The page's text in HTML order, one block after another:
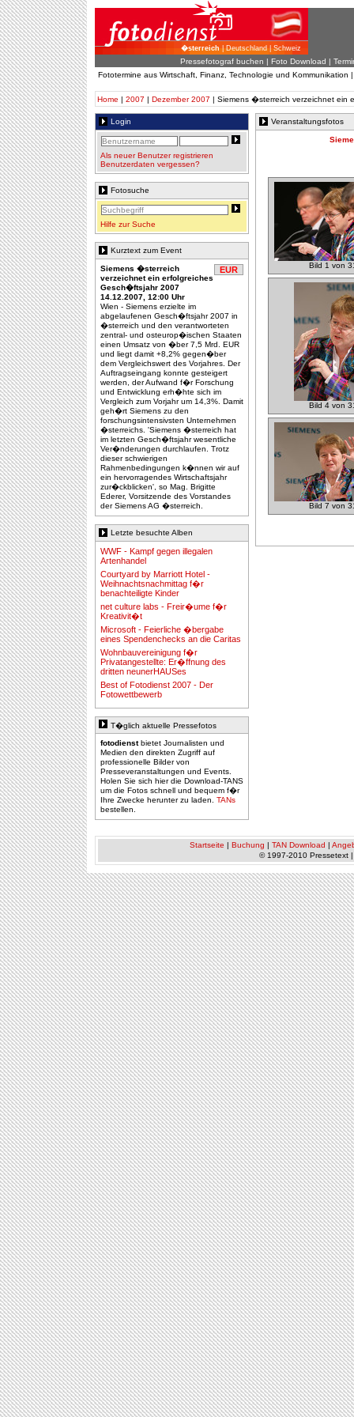
�sterreich| Deutschland | Schweiz
Pressefotograf buchen | Foto Download |
Fototermine aus Wirtschaft, Finanz, Technologie und Kommunikation
Home | 2007 | Dezember 2007 | Siemens �sterreich verzeichnet ein
Login
Als neuer Benutzer registrieren
Benutzerdaten vergessen?
Fotosuche
Hilfe zur Suche
Kurztext zum Event
EUR
Siemens �sterreich
verzeichnet ein erfolgreiches
Gesch�ftsjahr 2007
14.12.2007, 12:00 Uhr
Wien - Siemens erzielte im
abgelaufenen Gesch�ftsjahr 2007 in
�sterreich und den verantworteten
zentral- und osteurop�ischen Staaten
einen Umsatz von �ber 7,5 Mrd. EUR
und liegt damit +8,2% gegen�ber
dem Vergleichswert des Vorjahres. Der
Auftragseingang konnte gesteigert
werden, der Aufwand f�r Forschung
und Entwicklung erh�hte sich im
Vergleich zum Vorjahr um 14,3%. Damit
geh�rt Siemens zu den
forschungsintensivsten Unternehmen
�sterreichs. 'Siemens �sterreich hat
im letzten Gesch�ftsjahr wesentliche
Ver�nderungen durchlaufen. Trotz
dieser schwierigen
Rahmenbedingungen k�nnen wir auf
ein hervorragendes Wirtschaftsjahr
zur�ckblicken', so Mag. Brigitte
Ederer, Vorsitzende des Vorstandes
der Siemens AG �sterreich.
Letzte besuchte Alben
WWF - Kampf gegen illegalen
Artenhandel
Courtyard by Marriott Hotel -
Weihnachtsnachmittag f�r
benachteiligte Kinder
net culture labs - Freir�ume f�r
Kreativit�t
Microsoft - Feierliche �bergabe
eines Spendenchecks an die Caritas
Wohnbauvereinigung f�r
Privatangestellte: Er�ffnung des
dritten neunerHAUSes
Best of Fotodienst 2007 - Der
Fotowettbewerb
T�glich aktuelle Pressefotos
fotodienstbietet Journalisten und
Medien den direkten Zugriff auf
professionelle Bilder von
Presseveranstaltungen und Events.
Holen Sie sich hier die Download-TANS
um die Fotos schnell und bequem f�r
Ihre Zwecke herunter zu laden. TANs
bestellen.
Veranstaltungsfotos
Bild 1 von
Bild 4 von
Bild 7 von
Startseite | Buchung | TAN Download |
© 1997-2010 Pressetext